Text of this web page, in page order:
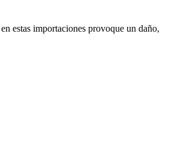
estas importaciones provoque un daño,